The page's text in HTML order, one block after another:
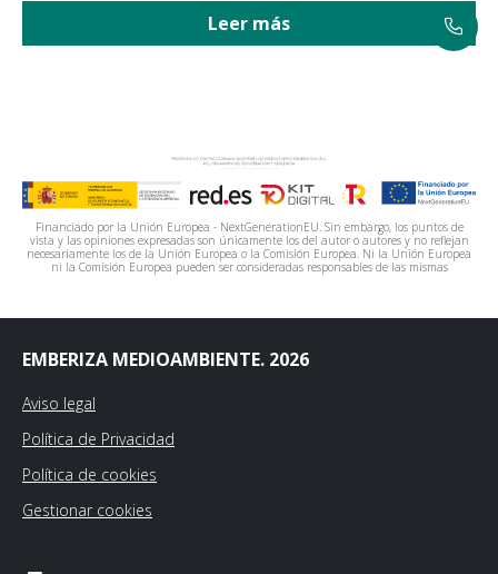
Leer más
Financiado por la Unión Europea - NextGenerationEU. Sin embargo, los puntos de
vista y las opiniones expresadas son únicamente los del autor o autores y no reflejan
necesariamente los de la Unión Europea o la Comisión Europea. Ni la Unión Europea
ni la Comisión Europea pueden ser consideradas responsables de las mismas
EMBERIZA MEDIOAMBIENTE. 2026
Aviso legal
Política de Privacidad
Política de cookies
Gestionar cookies